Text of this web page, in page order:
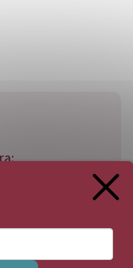
pohodlné
webu neustále